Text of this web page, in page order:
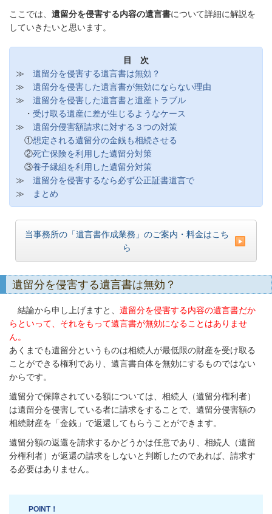
ここでは、 遺留分を侵害する内容の遺言書について詳細に解説を
していきたいと思います。
目 次
≫ 遺留分を侵害する遺言書は無効？
≫ 遺留分を侵害した遺言書が無効にならない理由
≫ 遺留分を侵害した遺言書と遺産トラブル
・ 受け取る遺産に差が生じるようなケース
≫ 遺留分侵害額請求に対する３つの対策
①想定される遺留分の金銭も相続させる
②死亡保険を利用した遺留分対策
③養子縁組を利用した遺留分対策
≫ 遺留分を侵害するなら必ず公正証書遺言で
≫
まとめ
当事務所の「遺言書作成業務」のご案内・料金はこち
ら
遺留分を侵害する遺言書は無効？
結論から申し上げますと、 遺留分を侵害する内容の遺言書だか
らといって、それをもって遺言書が無効になることはありませ
ん。
あくまでも遺留分というものは相続人が最低限の財産を受け取る
ことができる権利であり、遺言書自体を無効にするものではない
からです。
遺留分で保障されている額については、相続人（遺留分権利者）
は遺留分を侵害している者に請求をすることで、遺留分侵害額の
相続財産を「金銭」で返還してもらうことができます。
遺留分額の返還を請求するかどうかは任意であり、相続人（遺留
分権利者）が返還の請求をしないと判断したのであれば、請求す
る必要はありません。
POINT！